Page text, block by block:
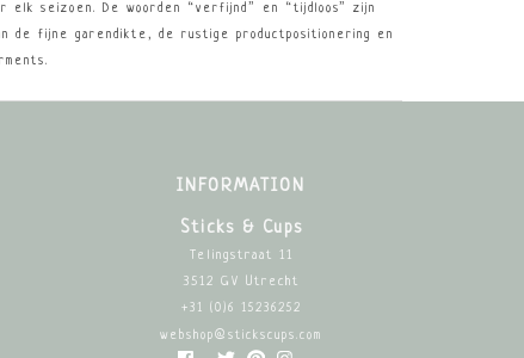
seizoen. De woorden “verfijnd” en “tijdloos” zijn
de fijne garendikte, de rustige productpositionering en
INFORMATION
Sticks & Cups
Telingstraat 11
3512 GV Utrecht
+31 (0)6 15236252
webshop@stickscups.com